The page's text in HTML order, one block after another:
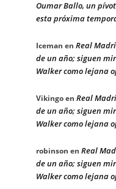
Oumar Ballo, un
esta próxima
Iceman en Real
de un año; siguen
Walker como lejana
Vikingoen Real
de un año; siguen
Walker como lejana
robinson en Real
de un año; siguen
Walker como lejana